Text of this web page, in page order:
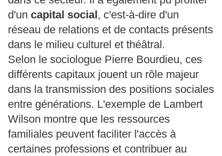
d'un capital social, c'est-à-dire d'un
réseau de relations et de contacts présents
dans le milieu culturel et théâtral.
Selon le sociologue Pierre Bourdieu, ces
différents capitaux jouent un rôle majeur
dans la transmission des positions sociales
entre générations. L'exemple de Lambert
Wilson montre que les ressources
familiales peuvent faciliter l'accès à
certaines professions et contribuer au